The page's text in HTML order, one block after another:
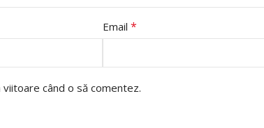
Email *
când o să comentez.